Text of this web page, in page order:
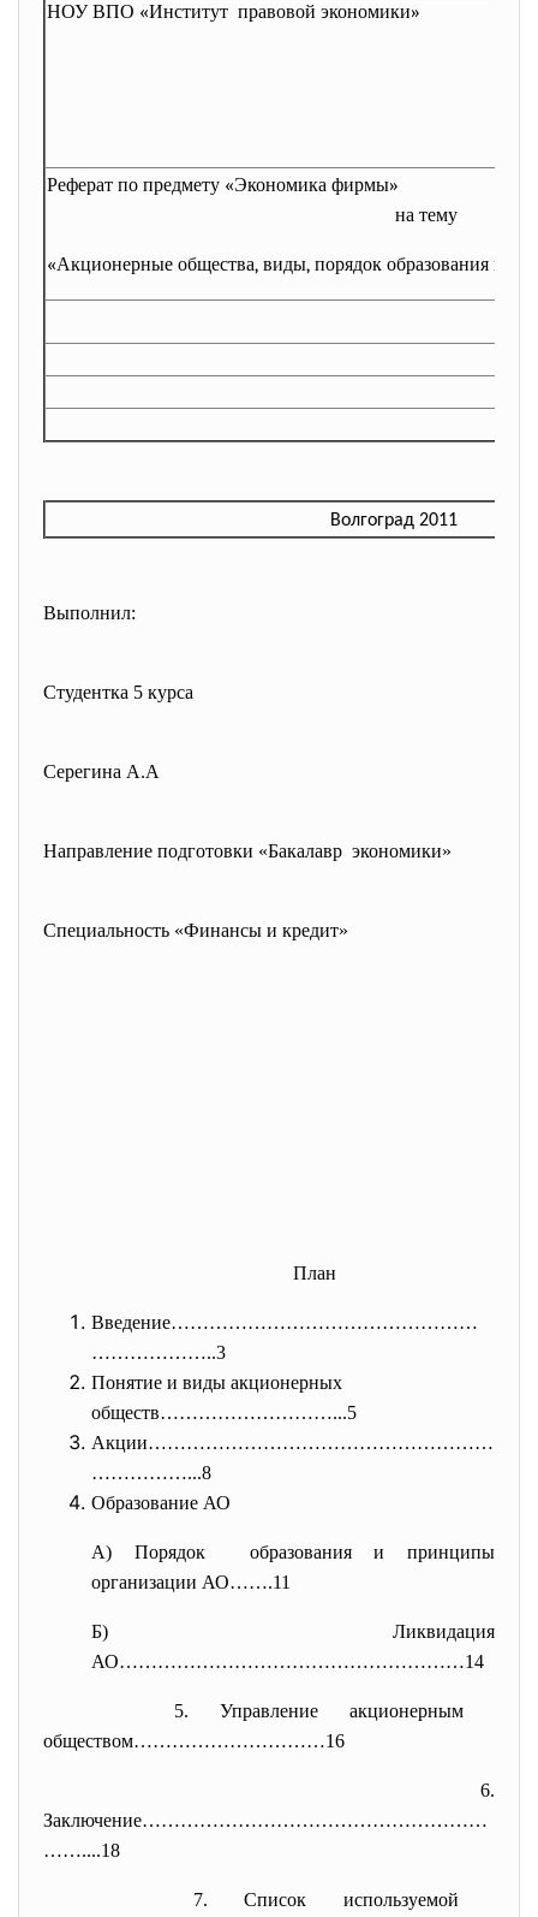
НОУ ВПО «Институт правовой экономики»
Реферат по предмету «Экономика фирмы»
на тему
«Акционерные общества, виды, порядок образования и
Волгоград 2011
Выполнил:
Студентка 5 курса
Серегина А.А
Направление подготовки «Бакалавр экономики»
Специальность «Финансы и кредит»
План
Введение…………………………………………
………………..3
Понятие и виды акционерных
обществ………………………...5
Акции………………………………………………
……………...8
Образование АО
А) Порядок образования и принципы
организации АО…….11
Б) Ликвидация
АО………………………………………………14
5. Управление акционерным
обществом…………………………16
6.
Заключение………………………………………………
……....18
7. Список используемой